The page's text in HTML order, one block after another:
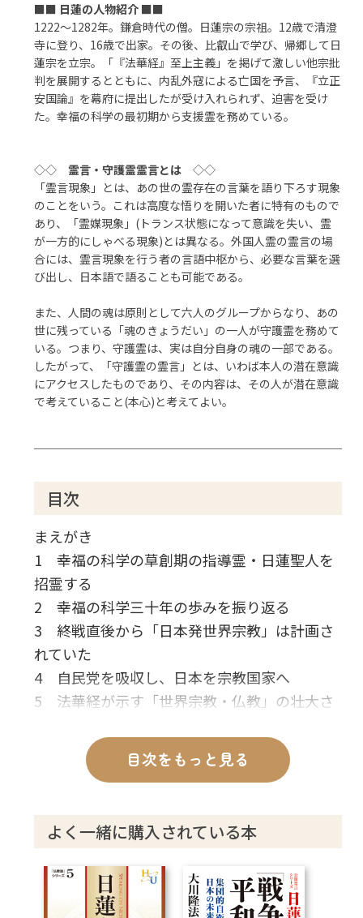
■■ 日蓮の人物紹介 ■■
1222～1282年。鎌倉時代の僧。日蓮宗の宗祖。12歳で清澄
寺に登り、16歳で出家。その後、比叡山で学び、帰郷して日
蓮宗を立宗。「『法華経』至上主義」を掲げて激しい他宗批
判を展開するとともに、内乱外寇による亡国を予言、『立正
安国論』を幕府に提出したが受け入れられず、迫害を受け
た。幸福の科学の最初期から支援霊を務めている。
◇◇霊言・守護霊霊言とは ◇◇
「霊言現象」とは、あの世の霊存在の言葉を語り下ろす現象
のことをいう。これは高度な悟りを開いた者に特有のもので
あり、「霊媒現象」(トランス状態になって意識を失い、霊
が一方的にしゃべる現象)とは異なる。外国人霊の霊言の場
合には、霊言現象を行う者の言語中枢から、必要な言葉を選
び出し、日本語で語ることも可能である。
また、人間の魂は原則として六人のグループからなり、あの
世に残っている「魂のきょうだい」の一人が守護霊を務めて
いる。つまり、守護霊は、実は自分自身の魂の一部である。
したがって、「守護霊の霊言」とは、いわば本人の潜在意識
にアクセスしたものであり、その内容は、その人が潜在意識
で考えていること(本心)と考えてよい。
目次
まえがき
1 幸福の科学の草創期の指導霊・日蓮聖人を
招霊する
2 幸福の科学三十年の歩みを振り返る
3 終戦直後から「日本発世界宗教」は計画さ
れていた
4 自民党を吸収し、日本を宗教国家へ
5 法華経が示す「世界宗教・仏教」の壮大さ
7 日蓮と幸福の科学との「共通項」とは
8 「大川隆法は事実上、日本の神となってい
9 日蓮が語る「大川隆法の真なる姿」
10 日蓮、現代に復活す
11 「日蓮の新霊言」を終えて
目次をもっと見る
よく一緒に購入されている本